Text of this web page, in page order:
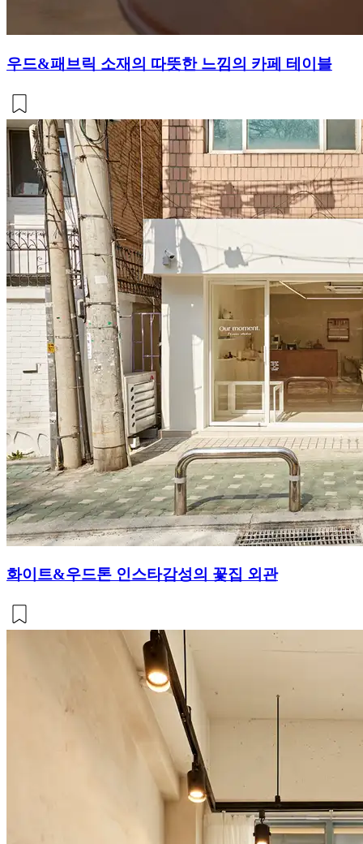
우드&패브릭 소재의 따뜻한 느낌의 카페 테이블
화이트&우드톤 인스타감성의 꽃집 외관